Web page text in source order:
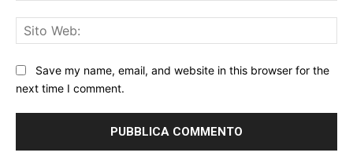
Save my name, email, and website in this browser for the
next time I comment.